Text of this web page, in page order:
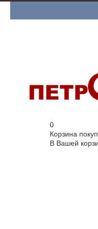
0
Корзина
В Вашей